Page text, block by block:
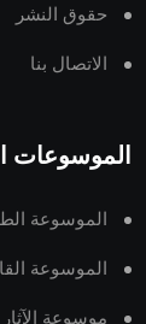
حقوق النشر
الاتصال بنا
الموسوعات
الموسوعة
الموسوعة
موسوعة